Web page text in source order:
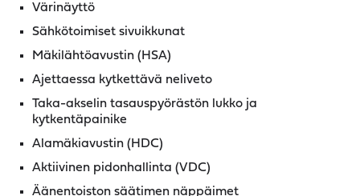
Värinäyttö
Sähkötoimiset sivuikkunat
Mäkilähtöavustin (HSA)
Ajettaessa kytkettävä neliveto
Taka-akselin tasauspyörästön lukko ja
kytkentäpainike
Alamäkiavustin (HDC)
Aktiivinen pidonhallinta (VDC)
Äänentoiston säätimen näppäimet